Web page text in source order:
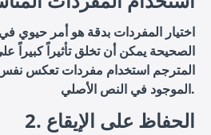
اختيار المفردات بدقة هو أمر حيوي
الصحيحة يمكن أن تخلق تأثيراً كبيراً
المترجم استخدام مفردات تعكس نفس
الموجود في النص الأصلي.
2. الحفاظ على الإيقاع